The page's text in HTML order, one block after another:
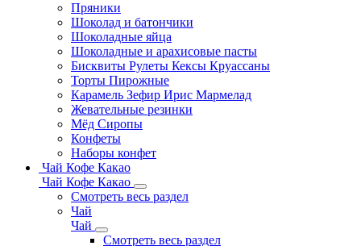
Пряники
Шоколад и батончики
Шоколадные яйца
Шоколадные и арахисовые пасты
Бисквиты Рулеты Кексы Круассаны
Торты Пирожные
Карамель Зефир Ирис Мармелад
Жевательные резинки
Мёд Сиропы
Конфеты
Наборы конфет
Чай Кофе Какао
Чай Кофе Какао
Смотреть весь раздел
Чай
Чай
Смотреть весь раздел